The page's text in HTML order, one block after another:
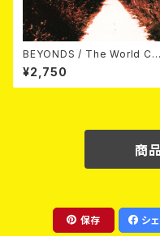
BEYONDS / The World Cha
nged Into Sunday
n 10"＋CD＋DVD
¥2,750
商
保存 シ